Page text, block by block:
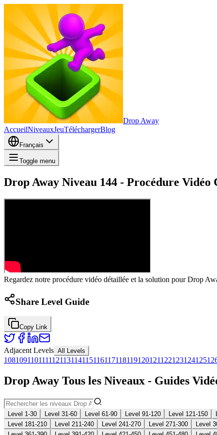
Drop Away
AccueilNiveauxJeuTéléchargerBlog
Français
Toggle menu
Drop Away Niveau 144 - Procédure Vidéo
Regardez notre procédure vidéo détaillée et la solution pour Drop
Share Level Guide
Copy Link
Adjacent Levels All Levels
108109110111112113114115116117118119120121122123124125
Drop Away Tous les Niveaux - Guides
Level 1-30 Level 31-60 Level 61-90 Level 91-120 Level 121-150
Level 181-210
Level 211-240 Level 241-270 Level 271-300
Level